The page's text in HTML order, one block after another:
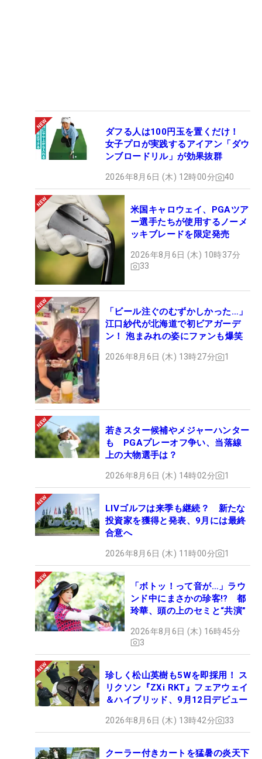
ダフる人は100円玉を置くだけ！
女子プロが実践するアイアン「ダウ
ンブロードリル」が効果抜群
2026年8月6日 (木) 12時00分 40
米国キャロウェイ、PGAツア
ー選手たちが使用するノーメ
ッキブレードを限定発売
2026年8月6日 (木) 10時37分
33
「ビール注ぐのむずかしかった…」
江口紗代が北海道で初ビアガーデ
ン！ 泡まみれの姿にファンも爆笑
2026年8月6日 (木) 13時27分 1
若きスター候補やメジャーハンター
も PGAプレーオフ争い、当落線
上の大物選手は？
2026年8月6日 (木) 14時02分 1
LIVゴルフは来季も継続？ 新たな
投資家を獲得と発表、9月には最終
合意へ
2026年8月6日 (木) 11時00分 1
「ボトッ！って音が…」ラウ
ンド中にまさかの珍客!? 都
玲華、頭の上のセミと“共演”
2026年8月6日 (木) 16時45分
3
珍しく松山英樹も5Wを即採用！ ス
リクソン『ZXi RKT』フェアウェイ
＆ハイブリッド、9月12日デビュー
2026年8月6日 (木) 13時42分 33
クーラー付きカートを猛暑の炎天下